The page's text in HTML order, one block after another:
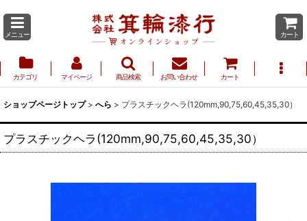
メニュー カート
カテゴリ マイページ 商品検索 お問い合わせ カート
ショップページトップ > へら > プラスチックヘラ(120mm,90,75,60,45,35,30）
プラスチックヘラ(120mm,90,75,60,45,35,30）